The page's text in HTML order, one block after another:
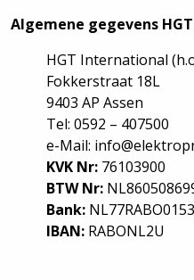
Algemene gegevens
HGT International
Fokkerstraat 18L
9403 AP Assen
Tel: 0592 – 407500
e-Mail:
KVK Nr: 76103900
BTW Nr:
Bank:
IBAN: RABONL2U